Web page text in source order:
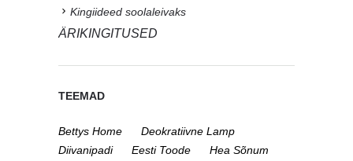
Kingiideed soolaleivaks
ÄRIKINGITUSED
TEEMAD
Bettys Home
Deokratiivne Lamp
Diivanipadi
Eesti Toode
Hea Sõnum